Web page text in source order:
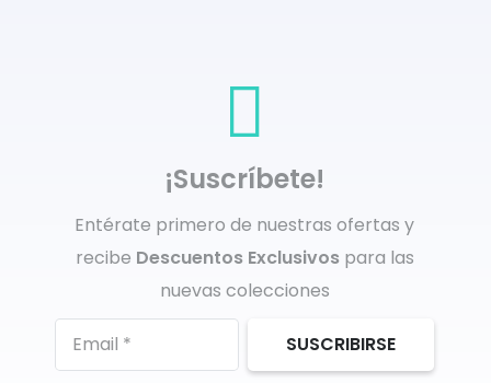
¡Suscríbete!
Entérate primero de nuestras ofertas y
recibe Descuentos Exclusivospara las
nuevas colecciones
SUSCRIBIRSE